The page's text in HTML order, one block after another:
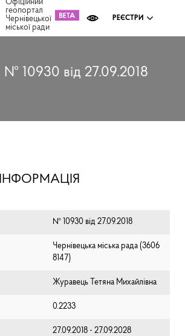
Офіційний
геопортал
Чернівецької
міської ради
РЕЄСТРИ
№ 10930 від 27.09.2018
№ 10930 від 27.09.2018
Чернівецька міська рада (⁨3606
8147⁩)
Журавець Тетяна Михайлівна
0.2233
27.09.2018 - 27.09.2028